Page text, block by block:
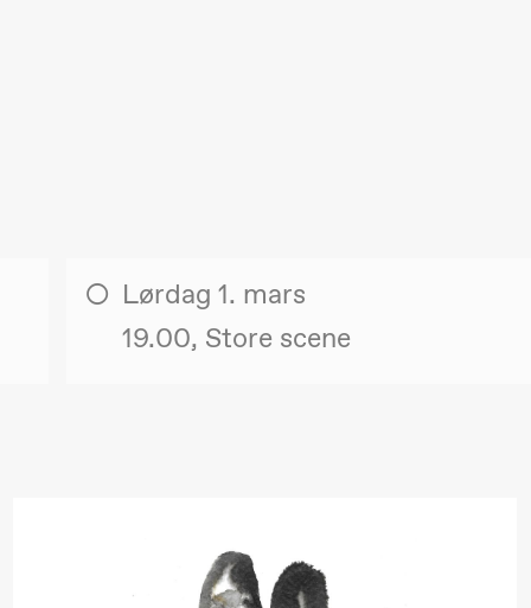
Umemoto /​
18.–19. september 2026
❶ Premiere
Lørdag 1. mars
19.00, Store scene